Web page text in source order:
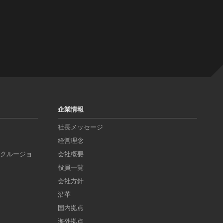
ルージョ
企業情報
社長メッセージ
経営理念
会社概要
役員一覧
会社方針
沿革
国内拠点
海外拠点